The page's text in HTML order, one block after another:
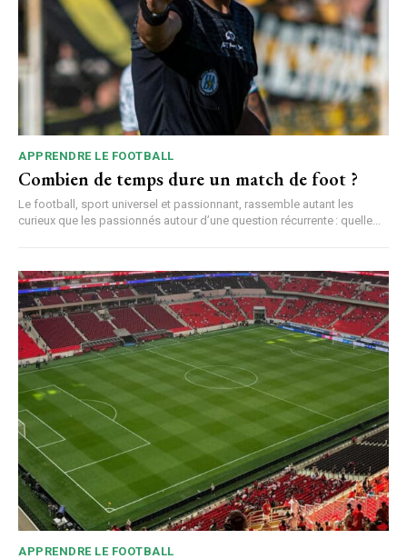
APPRENDRE LE FOOTBALL
Combien de temps dure un match de foot ?
Le football, sport universel et passionnant, rassemble autant les
curieux que les passionnés autour d’une question récurrente : quelle...
APPRENDRE LE FOOTBALL